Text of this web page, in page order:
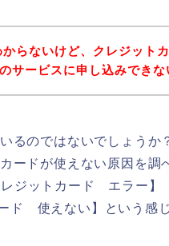
からないけど、クレジット
サービスに申し込みできな
るのではないでしょうか
ードが使えない原因を
レジットカード エラー
ド 使えない】という感